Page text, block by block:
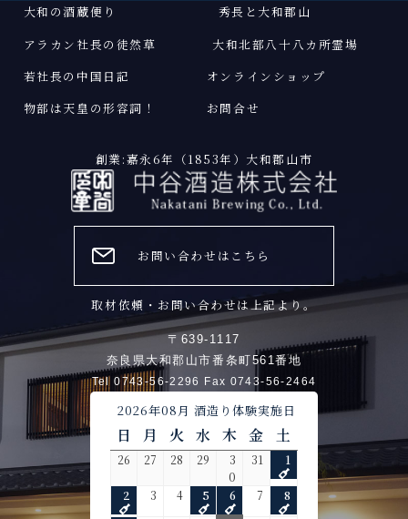
大和の酒蔵便り
アラカン社長の徒然草
若社長の中国日記
物部は天皇の形容詞 ！
秀長と大和郡山
大和北部八十八カ所霊場
オンラインショップ
お問合せ
創業:嘉永6年（1853年）大和郡山市
お問い合わせはこちら
取材依頼・お問い合わせは上記より。
〒639-1117
奈良県大和郡山市番条町561番地
Tel 0743-56-2296 Fax 0743-56-2464